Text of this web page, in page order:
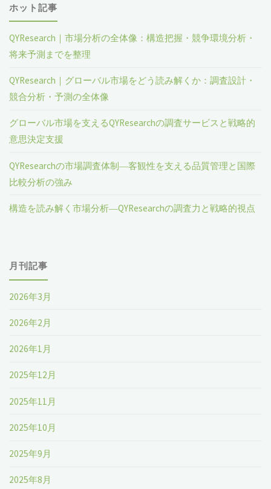
ホット記事
QYResearch｜市場分析の全体像：構造把握・競争環境分析・
将来予測までを整理
QYResearch｜グローバル市場をどう読み解くか：調査設計・
競合分析・予測の全体像
グローバル市場を支えるQYResearchの調査サービスと戦略的
意思決定支援
QYResearchの市場調査体制―客観性を支える品質管理と国際
比較分析の強み
構造を読み解く市場分析―QYResearchの調査力と戦略的視点
月刊記事
2026年3月
2026年2月
2026年1月
2025年12月
2025年11月
2025年10月
2025年9月
2025年8月